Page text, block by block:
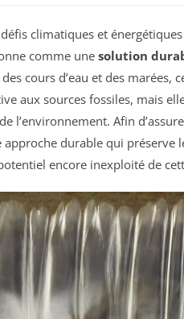
climatiques et
comme une solution
cours d’eau et des marées,
aux sources fossiles, mais
l’environnement. Afin
approche durable qui préserve
encore inexploité de